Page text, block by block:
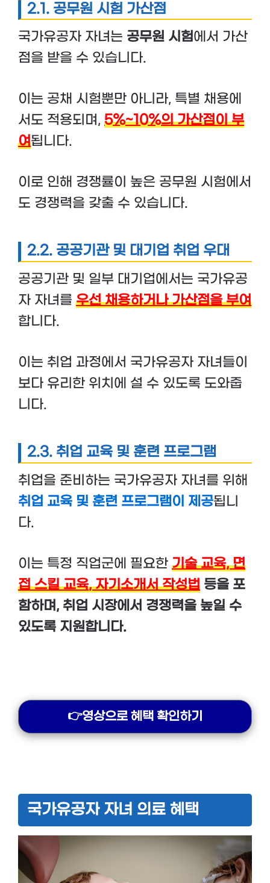
2.1. 공무원 시험 가산점
국가유공자 자녀는 공무원 시험에서 가산
점을 받을 수 있습니다.
이는 공채 시험뿐만 아니라, 특별 채용에
서도 적용되며, 5%~10%의 가산점이 부
여됩니다.
이로 인해 경쟁률이 높은 공무원 시험에서
도 경쟁력을 갖출 수 있습니다.
2.2. 공공기관 및 대기업 취업 우대
공공기관 및 일부 대기업에서는 국가유공
자 자녀를 우선 채용하거나 가산점을 부여
합니다.
이는 취업 과정에서 국가유공자 자녀들이
보다 유리한 위치에 설 수 있도록 도와줍
니다.
2.3. 취업 교육 및 훈련 프로그램
취업을 준비하는 국가유공자 자녀를 위해
취업 교육 및 훈련 프로그램이 제공됩니
다.
이는 특정 직업군에 필요한 기술 교육,면
접 스킬 교육,자기소개서 작성법 등을 포
함하며, 취업 시장에서 경쟁력을 높일 수
있도록 지원합니다.
👉영상으로 혜택 확인하기
국가유공자 자녀 의료 혜택